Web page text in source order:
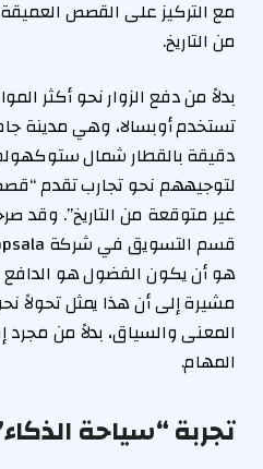
مع التركيز على القصص
من التاريخ.
بدلاً من دفع الزوار نحو أكثر
دقيقة بالقطار شمال
لتوجيههم نحو تجارب تقدم
غير متوقعة من التاريخ”. وقد
هو أن يكون الفضول هو الدافع
مشيرة إلى أن هذا يمثل تحولاً
المعنى والسياق، بدلاً من مجرد
المهام.
تجربة “سياحة